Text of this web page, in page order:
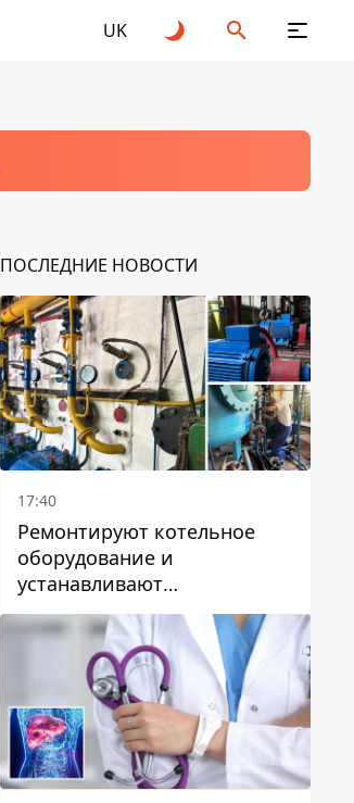
UK
ПОСЛЕДНИЕ НОВОСТИ
17:40
Ремонтируют котельное
оборудование и
устанавливают
генераторные установки:
как в Днепре готовятся к
отопительному сезону